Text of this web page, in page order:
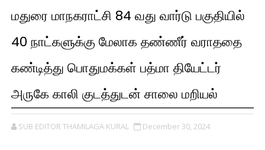
மதுரை மாநகராட்சி 84 வது வார்டு பகுதியில்
40 நாட்களுக்கு மேலாக தண்ணீர் வராததை
கண்டித்து பொதுமக்கள் பத்மா தியேட்டர்
அருகே காலி குடத்துடன் சாலை மறியல்
SUB EDITOR THAMILAGA KURAL December 30, 2024